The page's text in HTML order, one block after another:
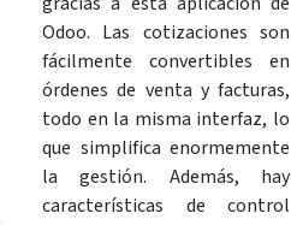
Odoo. Las cotizaciones son
fácilmente convertibles en
órdenes de venta y facturas,
todo en la misma interfaz, lo
que simplifica enormemente
la gestión. Además, hay
características de control